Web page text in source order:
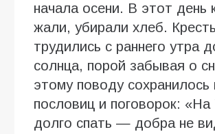
начала осени. В этот день
жали, убирали хлеб.
трудились с раннего утра
солнца, порой забывая о
этому поводу сохранилось
пословиц и поговорок:
долго спать — добра не